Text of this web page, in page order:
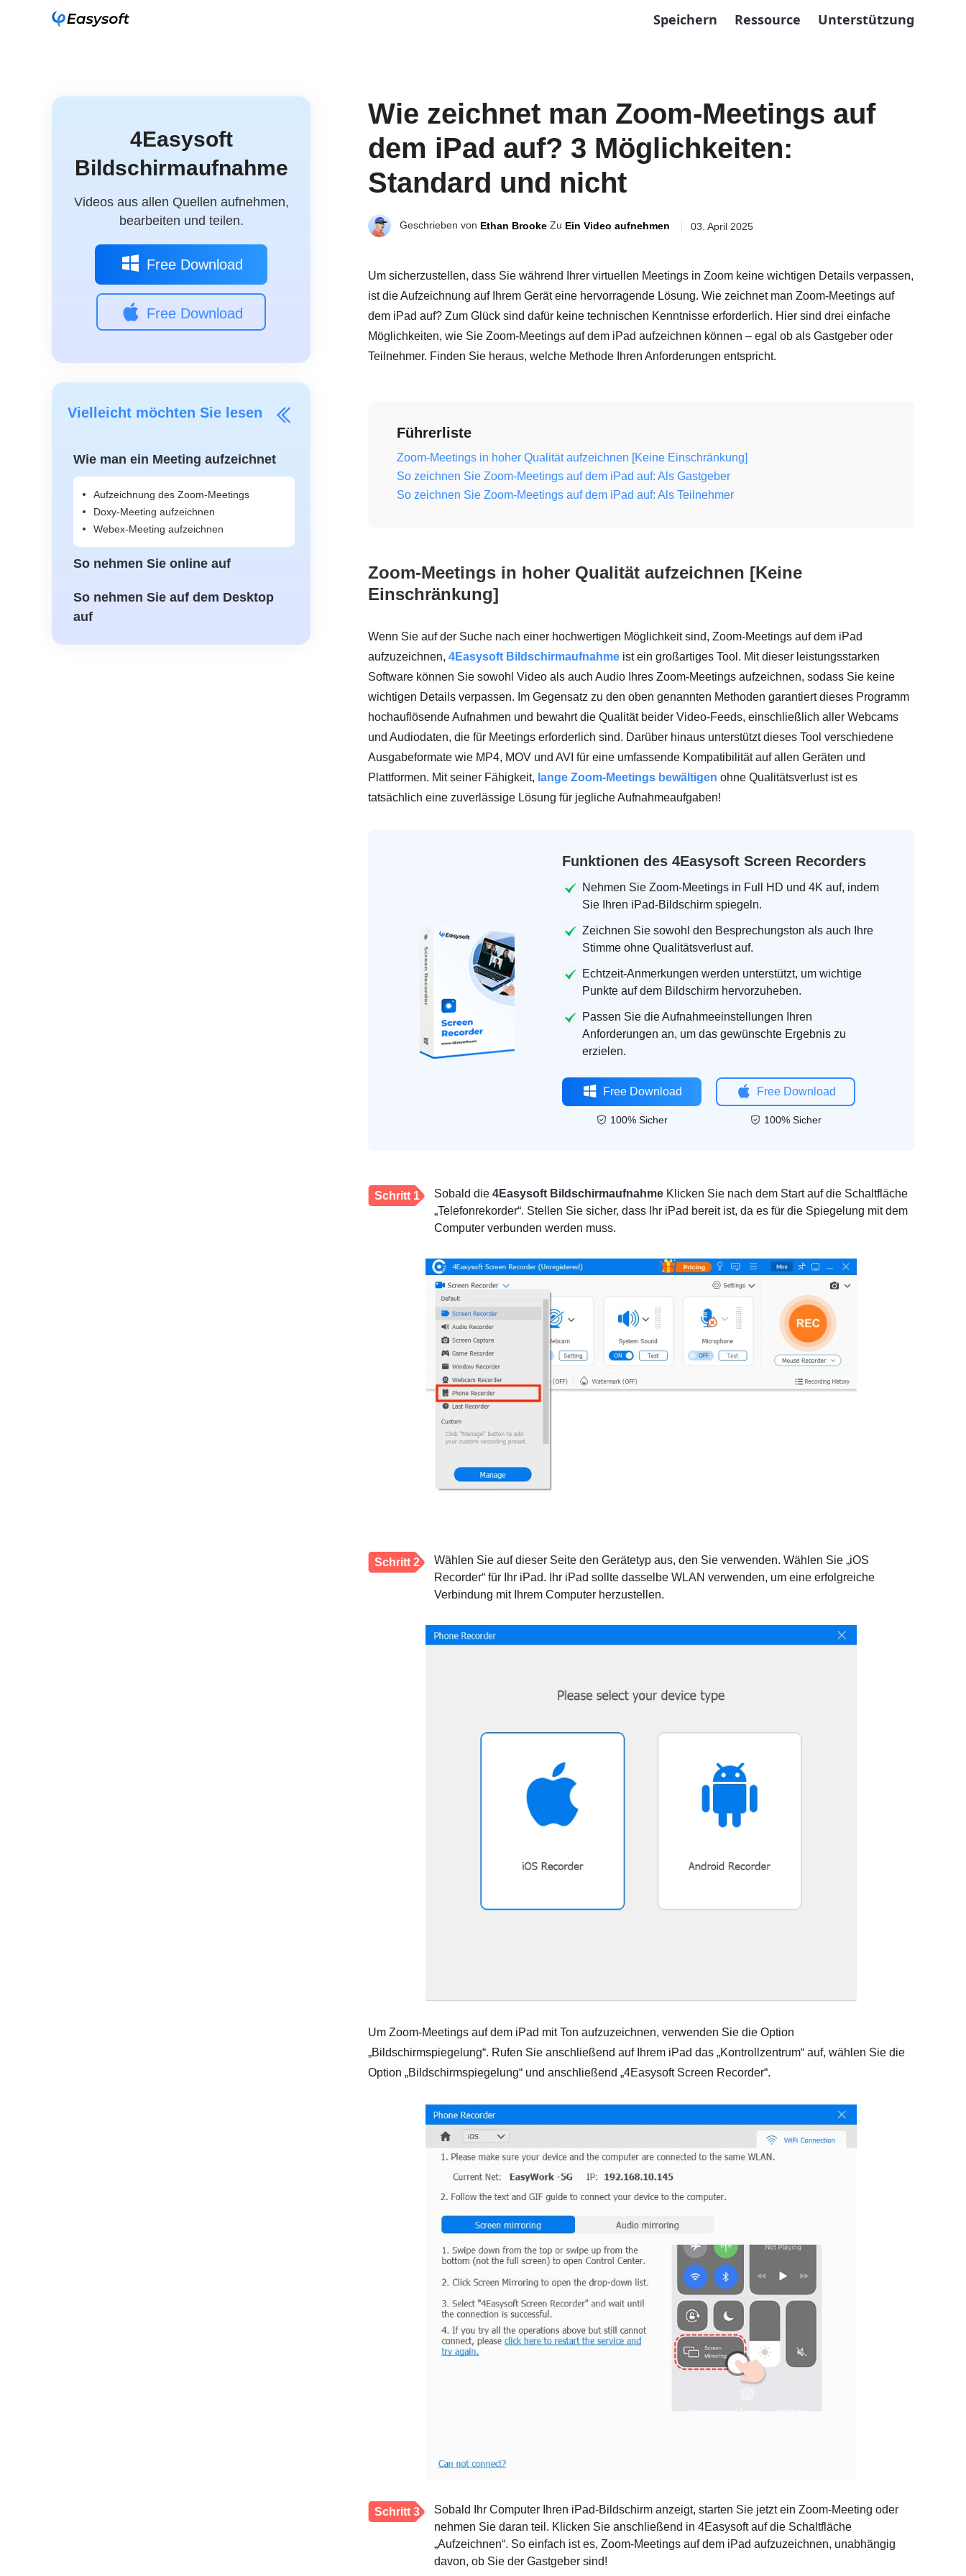
Speichern Ressource Unterstützung
4Easysoft
Bildschirmaufnahme
Videos aus allen Quellen aufnehmen,
bearbeiten und teilen.
Free Download
Free Download
Vielleicht möchten Sie lesen
Wie man ein Meeting aufzeichnet
Aufzeichnung des Zoom-Meetings
Doxy-Meeting aufzeichnen
Webex-Meeting aufzeichnen
So nehmen Sie online auf
So nehmen Sie auf dem Desktop
auf
Wie zeichnet man Zoom-Meetings auf
dem iPad auf? 3 Möglichkeiten:
Standard und nicht
Geschrieben von Ethan Brooke Zu Ein Video aufnehmen 03. April 2025
Um sicherzustellen, dass Sie während Ihrer virtuellen Meetings in Zoom keine wichtigen Details verpassen,
ist die Aufzeichnung auf Ihrem Gerät eine hervorragende Lösung. Wie zeichnet man Zoom-Meetings auf
dem iPad auf? Zum Glück sind dafür keine technischen Kenntnisse erforderlich. Hier sind drei einfache
Möglichkeiten, wie Sie Zoom-Meetings auf dem iPad aufzeichnen können – egal ob als Gastgeber oder
Teilnehmer. Finden Sie heraus, welche Methode Ihren Anforderungen entspricht.
Führerliste
Zoom-Meetings in hoher Qualität aufzeichnen [Keine Einschränkung]
So zeichnen Sie Zoom-Meetings auf dem iPad auf: Als Gastgeber
So zeichnen Sie Zoom-Meetings auf dem iPad auf: Als Teilnehmer
Zoom-Meetings in hoher Qualität aufzeichnen [Keine
Einschränkung]
Wenn Sie auf der Suche nach einer hochwertigen Möglichkeit sind, Zoom-Meetings auf dem iPad
aufzuzeichnen, 4Easysoft Bildschirmaufnahme ist ein großartiges Tool. Mit dieser leistungsstarken
Software können Sie sowohl Video als auch Audio Ihres Zoom-Meetings aufzeichnen, sodass Sie keine
wichtigen Details verpassen. Im Gegensatz zu den oben genannten Methoden garantiert dieses Programm
hochauflösende Aufnahmen und bewahrt die Qualität beider Video-Feeds, einschließlich aller Webcams
und Audiodaten, die für Meetings erforderlich sind. Darüber hinaus unterstützt dieses Tool verschiedene
Ausgabeformate wie MP4, MOV und AVI für eine umfassende Kompatibilität auf allen Geräten und
Plattformen. Mit seiner Fähigkeit, lange Zoom-Meetings bewältigen ohne Qualitätsverlust ist es
tatsächlich eine zuverlässige Lösung für jegliche Aufnahmeaufgaben!
Funktionen des 4Easysoft Screen Recorders
Nehmen Sie Zoom-Meetings in Full HD und 4K auf, indem
Sie Ihren iPad-Bildschirm spiegeln.
Zeichnen Sie sowohl den Besprechungston als auch Ihre
Stimme ohne Qualitätsverlust auf.
Echtzeit-Anmerkungen werden unterstützt, um wichtige
Punkte auf dem Bildschirm hervorzuheben.
Passen Sie die Aufnahmeeinstellungen Ihren
Anforderungen an, um das gewünschte Ergebnis zu
erzielen.
Free Download
100% Sicher
Free Download
100% Sicher
Schritt 1 Sobald die 4Easysoft Bildschirmaufnahme Klicken Sie nach dem Start auf die Schaltfläche
„Telefonrekorder“. Stellen Sie sicher, dass Ihr iPad bereit ist, da es für die Spiegelung mit dem
Computer verbunden werden muss.
Schritt 2
Wählen Sie auf dieser Seite den Gerätetyp aus, den Sie verwenden. Wählen Sie „iOS
Recorder“ für Ihr iPad. Ihr iPad sollte dasselbe WLAN verwenden, um eine erfolgreiche
Verbindung mit Ihrem Computer herzustellen.
Um Zoom-Meetings auf dem iPad mit Ton aufzuzeichnen, verwenden Sie die Option
„Bildschirmspiegelung“. Rufen Sie anschließend auf Ihrem iPad das „Kontrollzentrum“ auf, wählen Sie die
Option „Bildschirmspiegelung“ und anschließend „4Easysoft Screen Recorder“.
Schritt 3
Sobald Ihr Computer Ihren iPad-Bildschirm anzeigt, starten Sie jetzt ein Zoom-Meeting oder
nehmen Sie daran teil. Klicken Sie anschließend in 4Easysoft auf die Schaltfläche
„Aufzeichnen“. So einfach ist es, Zoom-Meetings auf dem iPad aufzuzeichnen, unabhängig
davon, ob Sie der Gastgeber sind!